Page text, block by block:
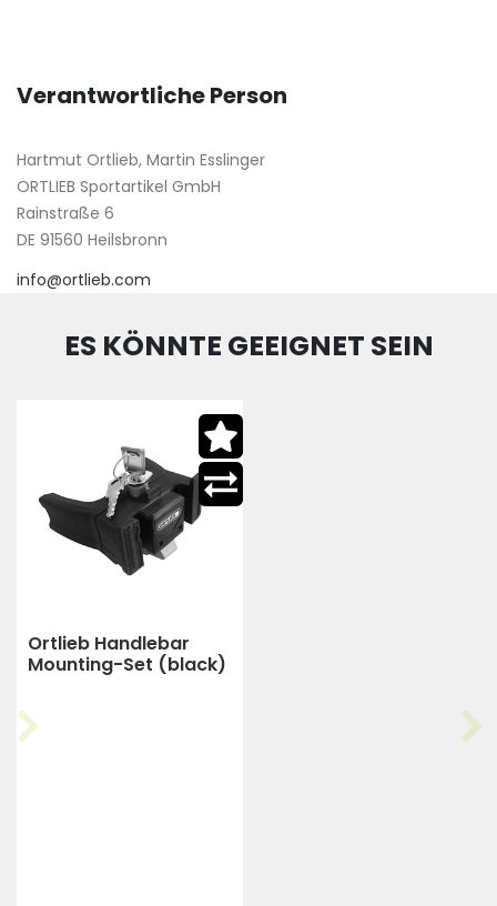
Verantwortliche Person
Hartmut Ortlieb, Martin Esslinger
ORTLIEB Sportartikel GmbH
Rainstraße 6
DE 91560 Heilsbronn
info@ortlieb.com
ES KÖNNTE GEEIGNET SEIN
Ortlieb Handlebar
Mounting-Set (black)